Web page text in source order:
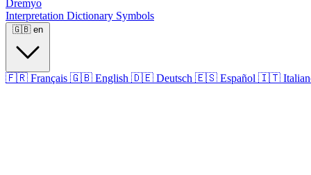
Dremyo
Interpretation Dictionary Symbols
🇬🇧 en
🇫🇷 Français 🇬🇧 English 🇩🇪 Deutsch 🇪🇸 Español 🇮🇹